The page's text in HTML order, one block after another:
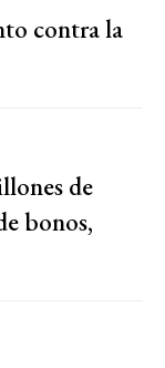
contra la
de
bonos,